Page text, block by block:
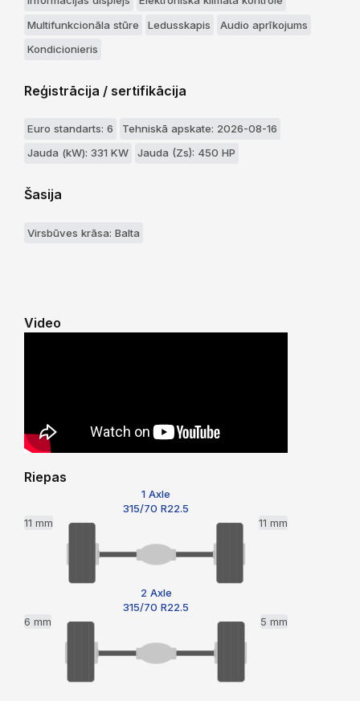
Multifunkcionāla stūre
Ledusskapis
Audio aprīkojums
Kondicionieris
Reģistrācija / sertifikācija
Euro standarts: 6
Tehniskā apskate: 2026-08-16
Jauda (kW): 331 KW
Jauda (Zs): 450 HP
Šasija
Virsbūves krāsa: Balta
Video
Riepas
1 Axle
315/70 R22.5
11 mm
11 mm
2 Axle
315/70 R22.5
6 mm
5 mm